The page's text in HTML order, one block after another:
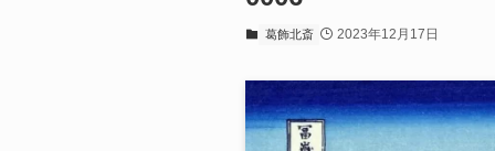
葛飾北斎 2023年12月17日